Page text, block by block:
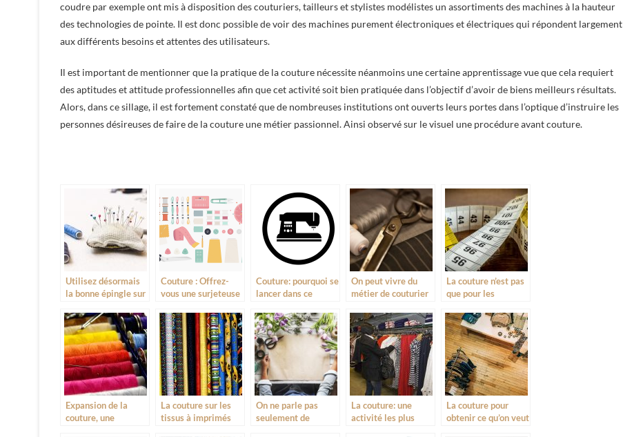
coudre par exemple ont mis à disposition des couturiers, tailleurs et stylistes modélistes un assortiments des machines à la hauteur
des technologies de pointe. Il est donc possible de voir des machines purement électroniques et électriques qui répondent largement
aux différents besoins et attentes des utilisateurs.
Il est important de mentionner que la pratique de la couture nécessite néanmoins une certaine apprentissage vue que cela requiert
des aptitudes et attitude professionnelles afin que cet activité soit bien pratiquée dans l’objectif d’avoir de biens meilleurs résultats.
Alors, dans ce sillage, il est fortement constaté que de nombreuses institutions ont ouverts leurs portes dans l’optique d’instruire les
personnes désireuses de faire de la couture une métier passionnel. Ainsi observé sur le visuel une procédure avant couture.
Utilisez désormais
la bonne épingle sur
Couture : Offrez-
vous une surjeteuse
Couture: pourquoi se
lancer dans ce
On peut vivre du
métier de couturier
La couture n’est pas
que pour les
Expansion de la
couture, une
La couture sur les
tissus à imprimés
On ne parle pas
seulement de
La couture: une
activité les plus
La couture pour
obtenir ce qu’on veut